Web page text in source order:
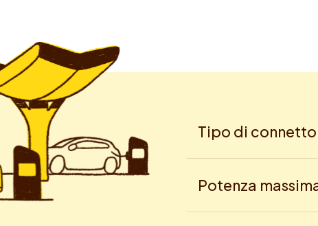
Tipo di
Potenza